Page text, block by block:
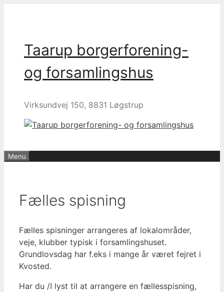
Taarup borgerforening-
og forsamlingshus
Virksundvej 150, 8831 Løgstrup
Menu
Fælles spisning
Fælles spisninger arrangeres af lokalområder,
veje, klubber typisk i forsamlingshuset.
Grundlovsdag har f.eks i mange år været fejret i
Kvosted.
Har du /I lyst til at arrangere en fællesspisning,